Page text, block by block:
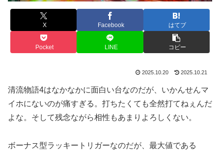
X Facebook はてブ
Pocket LINE コピー
2025.10.20 2025.10.21
清流物語4はなかなかに面白い台なのだが、いかんせんマ
イホにないのが痛すぎる。打ちたくても全然打てねぇんだ
よな。そして残念ながら相性もあまりよろしくない。
ボーナス型ラッキートリガーなのだが、最大値である